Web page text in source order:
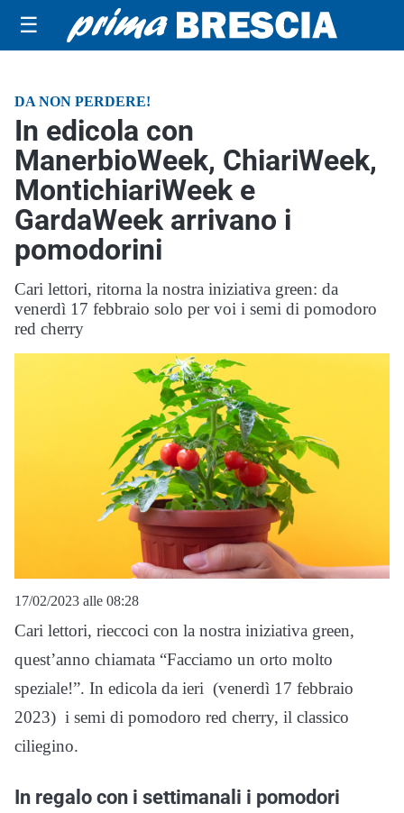
☰
DA NON PERDERE!
In edicola con
ManerbioWeek, ChiariWeek,
MontichiariWeek e
GardaWeek arrivano i
pomodorini
Cari lettori, ritorna la nostra iniziativa green: da
venerdì 17 febbraio solo per voi i semi di pomodoro
red cherry
17/02/2023 alle 08:28
Cari lettori, rieccoci con la nostra iniziativa green,
quest’anno chiamata “Facciamo un orto molto
speziale!”. In edicola da ieri (venerdì 17 febbraio
2023) i semi di pomodoro red cherry, il classico
ciliegino.
In regalo con i settimanali i pomodori